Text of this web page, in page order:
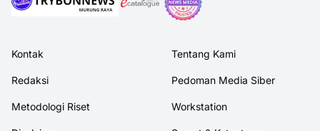
Kontak Tentang Kami
Redaksi Pedoman Media Siber
Metodologi Riset Workstation